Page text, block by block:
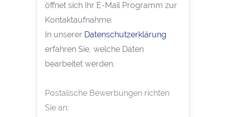
öffnet sich Ihr E-Mail Programm zur
Kontaktaufnahme.
In unserer Datenschutzerklärung
erfahren Sie, welche Daten
bearbeitet werden.
Postalische Bewerbungen richten
Sie an: